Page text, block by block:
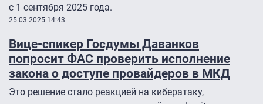
с 1 сентября 2025 года.
25.03.2025 14:43
Вице-спикер Госдумы Даванков
попросит ФАС проверить исполнение
закона о доступе провайдеров в МКД
Это решение стало реакцией на кибератаку,